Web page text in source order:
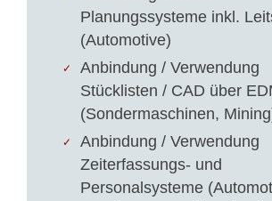
Planungssysteme inkl.
(Automotive)
Anbindung / Verwendung
Stücklisten / CAD über
(Sondermaschinen,
Anbindung / Verwendung
Zeiterfassungs- und
Personalsysteme